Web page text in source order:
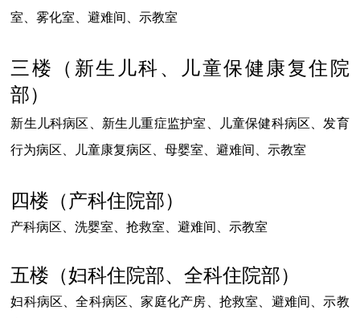
室、雾化室、避难间、示教室
三楼（新生儿科、儿童保健康复住院
部）
新生儿科病区、新生儿重症监护室、儿童保健科病区、发育
行为病区、儿童康复病区、母婴室、避难间、示教室
四楼（产科住院部）
产科病区、洗婴室、抢救室、避难间、示教室
五楼（妇科住院部、全科住院部）
妇科病区、全科病区、家庭化产房、抢救室、避难间、示教